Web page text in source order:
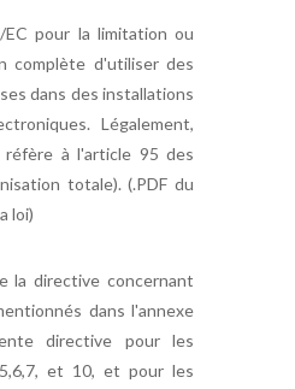
EC pour la limitation ou
complète d'utiliser des
dans des installations
Légalement,
à l'article 95 des
totale). (.PDF du
loi)
la directive concernant
dans l'annexe
directive pour les
et 10, et pour les